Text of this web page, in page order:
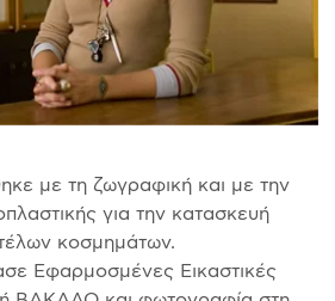
με τη ζωγραφική και με την
για την κατασκευή
κοσμημάτων.
Εφαρμοσμένες Εικαστικές